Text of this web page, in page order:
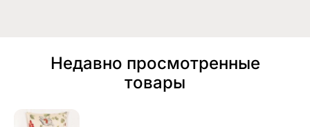
Недавно просмотренные
товары